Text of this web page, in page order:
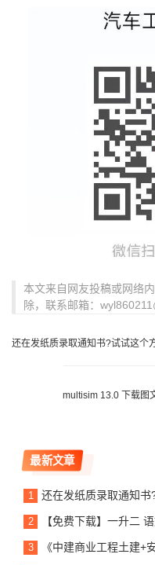
本文来自网友投稿或网络
除，联系邮箱：
还在发纸质录取通知书?试试这个
multisim 13.0 下载图
最新文章
还在发纸质录取通知
【免费下载】一升二 语文《
《中建商业工程土建+安